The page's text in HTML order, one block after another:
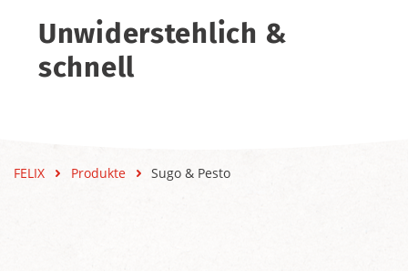
Unwiderstehlich &
schnell
FELIX Produkte Sugo & Pesto